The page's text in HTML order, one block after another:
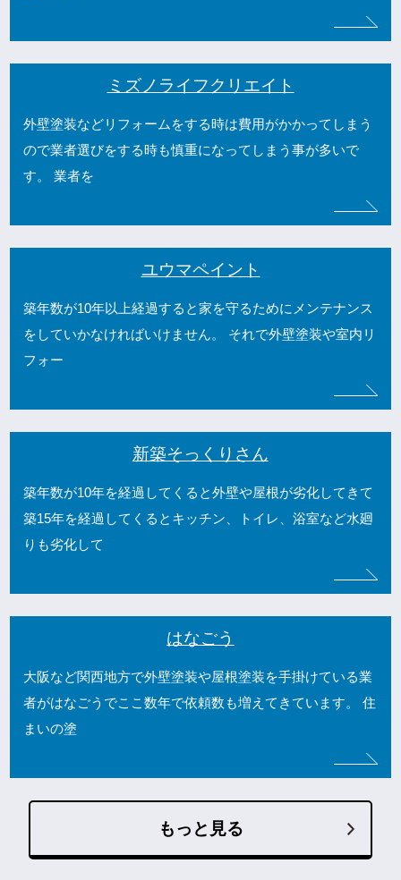
ミズノライフクリエイト
外壁塗装などリフォームをする時は費用がかかってしまう
ので業者選びをする時も慎重になってしまう事が多いで
す。 業者を
ユウマペイント
築年数が10年以上経過すると家を守るためにメンテナンス
をしていかなければいけません。 それで外壁塗装や室内リ
フォー
新築そっくりさん
築年数が10年を経過してくると外壁や屋根が劣化してきて
築15年を経過してくるとキッチン、トイレ、浴室など水廻
りも劣化して
はなごう
大阪など関西地方で外壁塗装や屋根塗装を手掛けている業
者がはなごうでここ数年で依頼数も増えてきています。 住
まいの塗
もっと見る